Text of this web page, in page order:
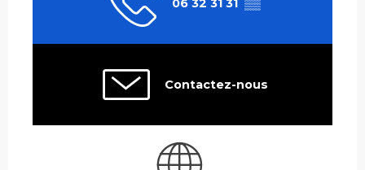
06 32 31 31 ▒▒
Contactez-nous